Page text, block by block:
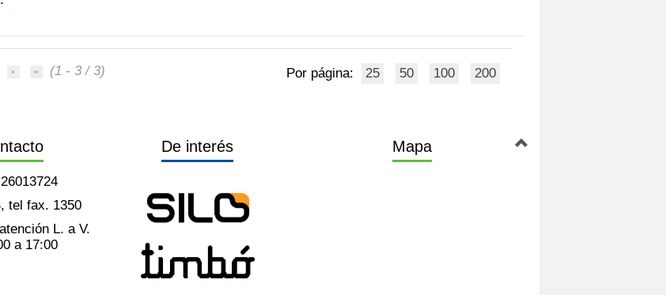
(1 - 3 / 3) Por página: 25 50 100 200
tel fax. 1350
L. a V.
a 17:00
De interés Mapa